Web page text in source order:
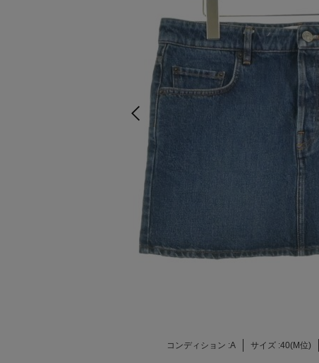
コンディション :A サイズ :40(M位)